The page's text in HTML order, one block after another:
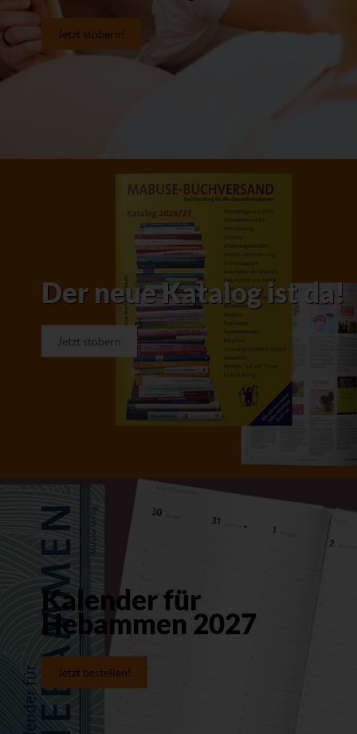
Jetzt stöbern!
Der neue Katalog ist da!
Jetzt stöbern
Kalender für
Hebammen 2027
Jetzt bestellen!